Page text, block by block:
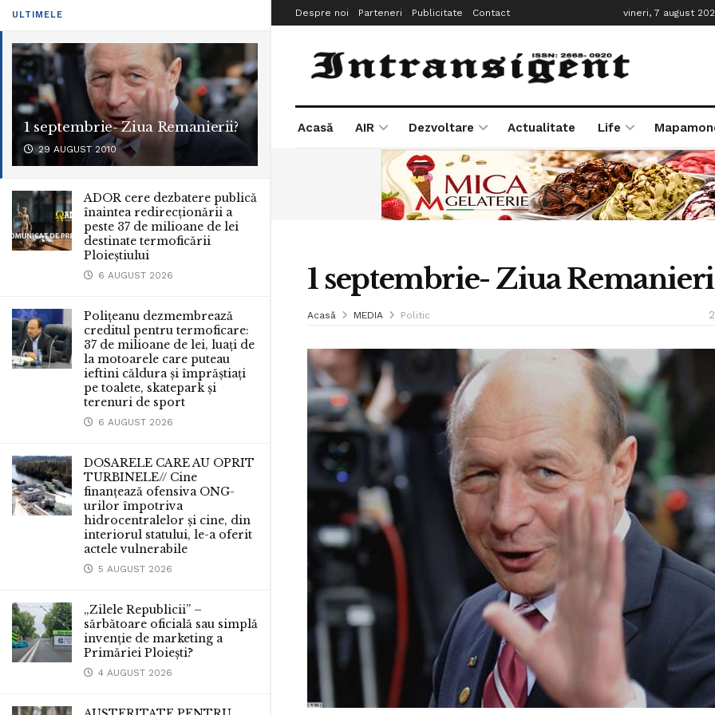
ULTIMELE
1 septembrie- Ziua Remanierii?
29 AUGUST 2010
ADOR cere dezbatere publică
înaintea redirecționării a
peste 37 de milioane de lei
destinate termoficării
Ploieștiului
6 AUGUST 2026
Polițeanu dezmembrează
creditul pentru termoficare:
37 de milioane de lei, luați de
la motoarele care puteau
ieftini căldura și împrăștiați
pe toalete, skatepark și
terenuri de sport
6 AUGUST 2026
DOSARELE CARE AU OPRIT
TURBINELE// Cine
finanțează ofensiva ONG-
urilor împotriva
hidrocentralelor și cine, din
interiorul statului, le-a oferit
actele vulnerabile
5 AUGUST 2026
„Zilele Republicii” –
sărbătoare oficială sau simplă
invenție de marketing a
Primăriei Ploiești?
4 AUGUST 2026
Despre noi Parteneri Publicitate Contact vineri, 7 august
Acasă AIR Dezvoltare Actualitate Life
1 septembrie- Ziua
Acasă MEDIA Politic